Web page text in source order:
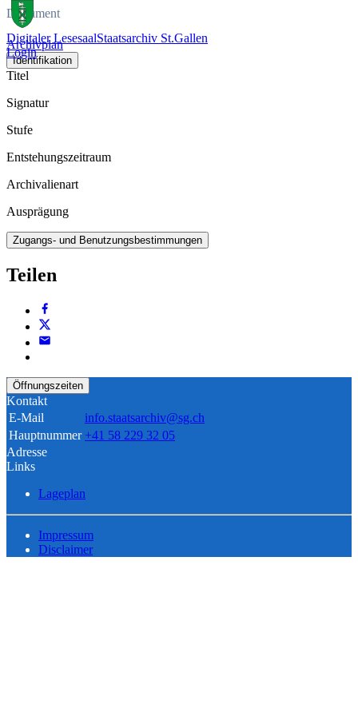
Digitaler LesesaalStaatsarchiv St.Gallen
Login
Dokument
Archivplan
Identifikation
Titel
Signatur
Stufe
Entstehungszeitraum
Archivalienart
Ausprägung
Zugangs- und Benutzungsbestimmungen
Teilen
Öffnungszeiten
Kontakt
E-Mail
info.staatsarchiv@sg.ch
Hauptnummer +41 58 229 32 05
Adresse
Links
Lageplan
Impressum
Disclaimer